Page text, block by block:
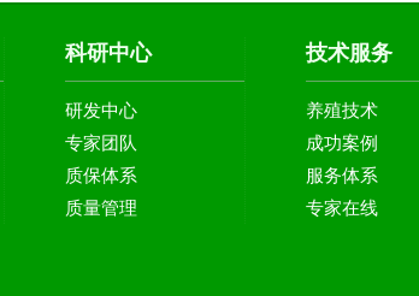
科研中心
研发中心
专家团队
质保体系
质量管理
技术服务
养殖技术
成功案例
服务体系
专家在线